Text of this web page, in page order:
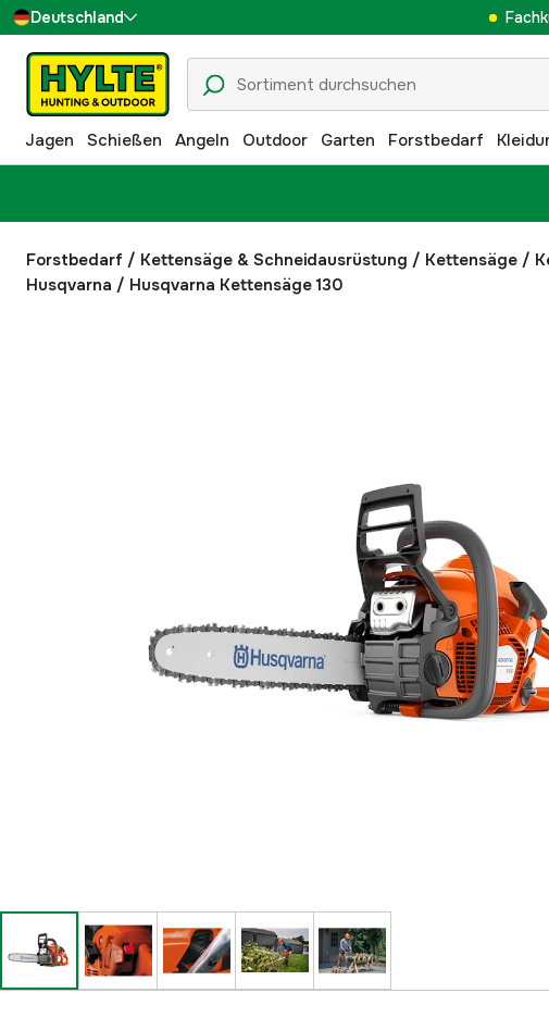
Deutschland
Sverige
Danmark
Suomi
Jagen Schießen Angeln Outdoor Garten Forstbedarf
Forstbedarf / Kettensäge & Schneidausrüstung / Kettensäge /
Husqvarna / Husqvarna Kettensäge 130